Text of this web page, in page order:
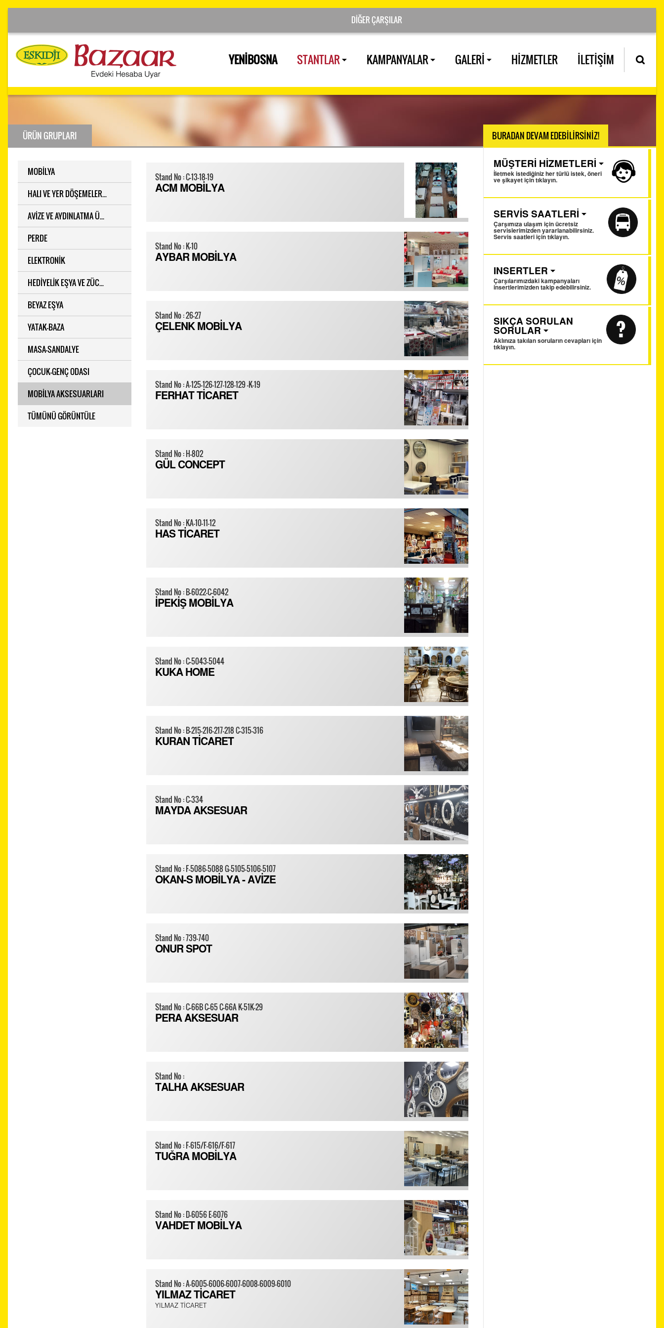
YENİBOSNA STANTLAR KAMPANYALAR GALERİ HİZMETLER İLETİŞİM
ÜRÜN GRUPLARI
MOBİLYA
HALI VE YER DÖŞEMELER...
AVİZE VE AYDINLATMA Ü...
PERDE
ELEKTRONİK
HEDİYELİK EŞYA VE ZÜC...
BEYAZ EŞYA
YATAK-BAZA
MASA-SANDALYE
ÇOCUK-GENÇ ODASI
MOBİLYA AKSESUARLARI
TÜMÜNÜ GÖRÜNTÜLE
Stand No : C-13-18-19
ACM MOBİLYA
Stand No : K-10
AYBAR MOBİLYA
Stand No : 26-27
ÇELENK MOBİLYA
Stand No : A-125-126-127-128-129 -K-19
FERHAT TİCARET
Stand No : H-802
GÜL CONCEPT
Stand No : KA-10-11-12
HAS TİCARET
Stand No : B-6022-C-6042
İPEKİŞ MOBİLYA
Stand No : C-5043-5044
KUKA HOME
Stand No : B-215-216-217-218 C-315-316
KURAN TİCARET
Stand No : C-334
MAYDA AKSESUAR
Stand No : F-5086-5088 G-5105-5106-5107
OKAN-S MOBİLYA - AVİZE
Stand No : 739-740
ONUR SPOT
Stand No : C-66B C-65 C-66A K-51K-29
PERA AKSESUAR
Stand No :
TALHA AKSESUAR
Stand No : F-615/F-616/F-617
TUĞRA MOBİLYA
Stand No : D-6056 E-6076
VAHDET MOBİLYA
Stand No : A-6005-6006-6007-6008-6009-6010
YILMAZ TİCARET
YILMAZ TİCARET
BURADAN DEVAM EDEBİLİRSİNİZ!
MÜŞTERİ HİZMETLERİ
İletmek istediğiniz her türlü istek, öneri
ve şikayet için tıklayın.
SERVİS SAATLERİ
Çarşımıza ulaşım için ücretsiz
servislerimizden yararlanabilirsiniz.
Servis saatleri için tıklayın.
INSERTLER
Çarşılarımızdaki kampanyaları
insertlerimizden takip edebilirsiniz.
SIKÇA SORULAN
SORULAR
Aklınıza takılan soruların cevapları için
tıklayın.